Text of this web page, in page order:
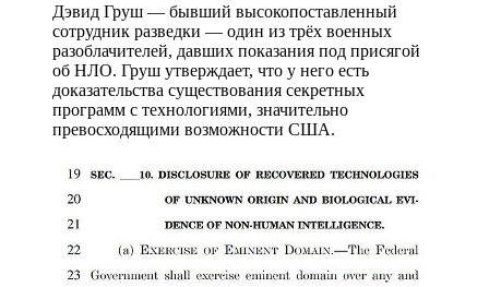
Дэвид Груш — бывший высокопоставленный
сотрудник разведки — один из трёх военных
разоблачителей, давших показания под присягой
об НЛО. Груш утверждает, что у него есть
доказательства существования секретных
программ с технологиями, значительно
превосходящими возможности США.